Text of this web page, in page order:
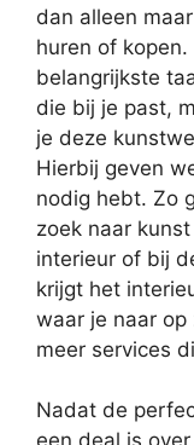
dan alleen
huren of
belangrijkste
die bij je past,
je deze
Hierbij geven
nodig hebt. Zo
zoek naar
interieur of bij
krijgt het
waar je naar op
meer services
Nadat de